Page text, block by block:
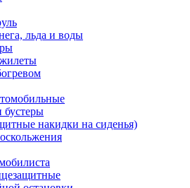
льда и воды
бустеры
накидки на сиденья)